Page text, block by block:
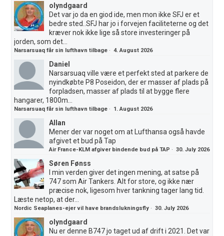
olyndgaard
Det var jo da en giod ide, men mon ikke SFJ er et
bedre sted..SFJ har jo i forvejen faciliteterne og det
kræver nok ikke lige så store investeringer på
jorden, som det...
Narsarsuaq får sin lufthavn tilbage ·4. August 2026
Daniel
Narsarsuaq ville være et perfekt sted at parkere de
nyindkøbte P8 Poseidon, der er masser af plads på
forpladsen, masser af plads til at bygge flere
hangarer, 1800m...
Narsarsuaq får sin lufthavn tilbage · 1. August 2026
Allan
Mener der var noget om at Lufthansa også havde
afgivet et bud på Tap
Air France-KLM afgiver bindende bud på TAP ·30. July 2026
Søren Fønss
I min verden giver det ingen mening, at satse på
747 som Air Tankers. Alt for store, og ikke nær
præcise nok, ligesom hver tankning tager lang tid.
Læste netop, at der...
Nordic Seaplanes-ejer vil have brandslukningsfly ·30. July 2026
olyndgaard
Nu er denne B747 jo taget ud af drift i 2021. Det var